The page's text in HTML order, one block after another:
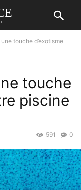
touche d’exotisme
touche
piscine
0
591